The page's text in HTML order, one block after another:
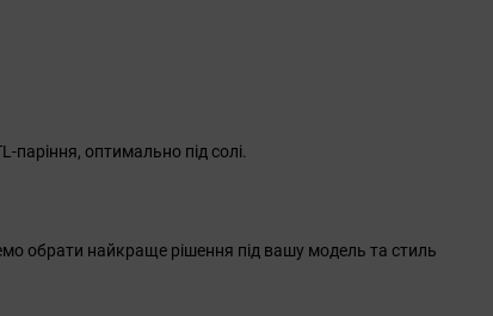
паріння, оптимально під солі.
обрати найкраще рішення під вашу модель та стиль